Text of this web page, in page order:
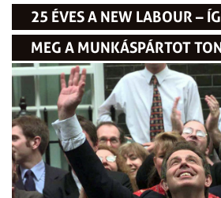
25 ÉVES A NEW LABOUR –
MEG A MUNKÁSPÁRTOT